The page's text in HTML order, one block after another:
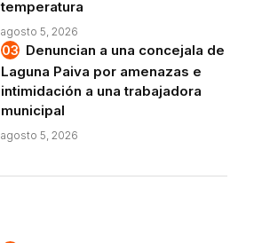
temperatura
agosto 5, 2026
Denuncian a una concejala de
Laguna Paiva por amenazas e
intimidación a una trabajadora
municipal
agosto 5, 2026